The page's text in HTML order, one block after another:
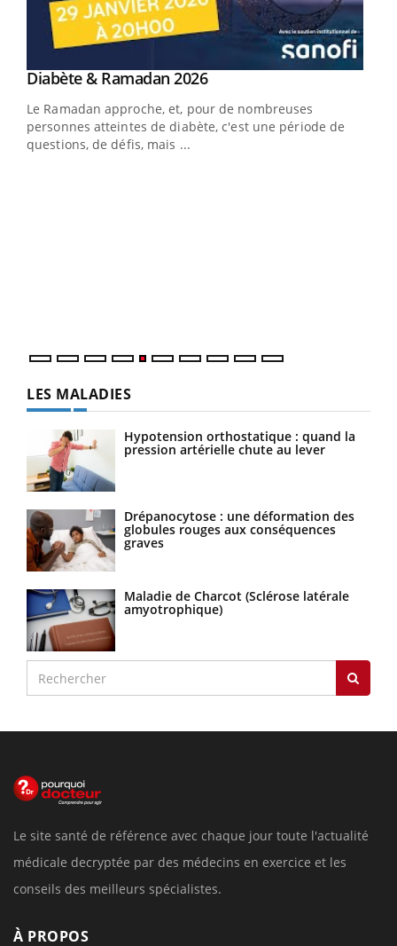
Youtube
Diabète & Ramadan 2026Youtube
Le Ramadan approche, et, pour de nombreuses
personnes atteintes de diabète, c'est une période de
questions, de défis, mais ...
LES MALADIES
Hypotension orthostatique : quand la
pression artérielle chute au lever
Drépanocytose : une déformation des
globules rouges aux conséquences
graves
Maladie de Charcot (Sclérose latérale
amyotrophique)
Le site santé de référence avec chaque jour toute l'actualité
médicale decryptée par des médecins en exercice et les
conseils des meilleurs spécialistes.
À PROPOS